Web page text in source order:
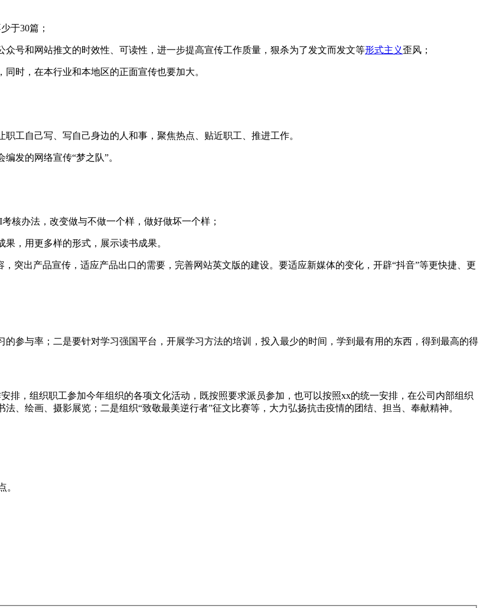
于30篇；
号和网站推文的时效性、可读性，进一步提高宣传工作质量，狠杀为了发文而发文等形式主义歪风；
时，在本行业和本地区的正面宣传也要加大。
工自己写、写自己身边的人和事，聚焦热点、贴近职工、推进工作。
发的网络宣传“梦之队”。
核办法，改变做与不做一个样，做好做坏一个样；
，用更多样的形式，展示读书成果。
突出产品宣传，适应产品出口的需要，完善网站英文版的建设。要适应新媒体的变化，开辟“抖音”等更快捷、更
参与率；二是要针对学习强国平台，开展学习方法的培训，投入最少的时间，学到最有用的东西，得到最高的得
排，组织职工参加今年组织的各项文化活动，既按照要求派员参加，也可以按照xx的统一安排，在公司内部组织
、绘画、摄影展览；二是组织“致敬最美逆行者”征文比赛等，大力弘扬抗击疫情的团结、担当、奉献精神。
。